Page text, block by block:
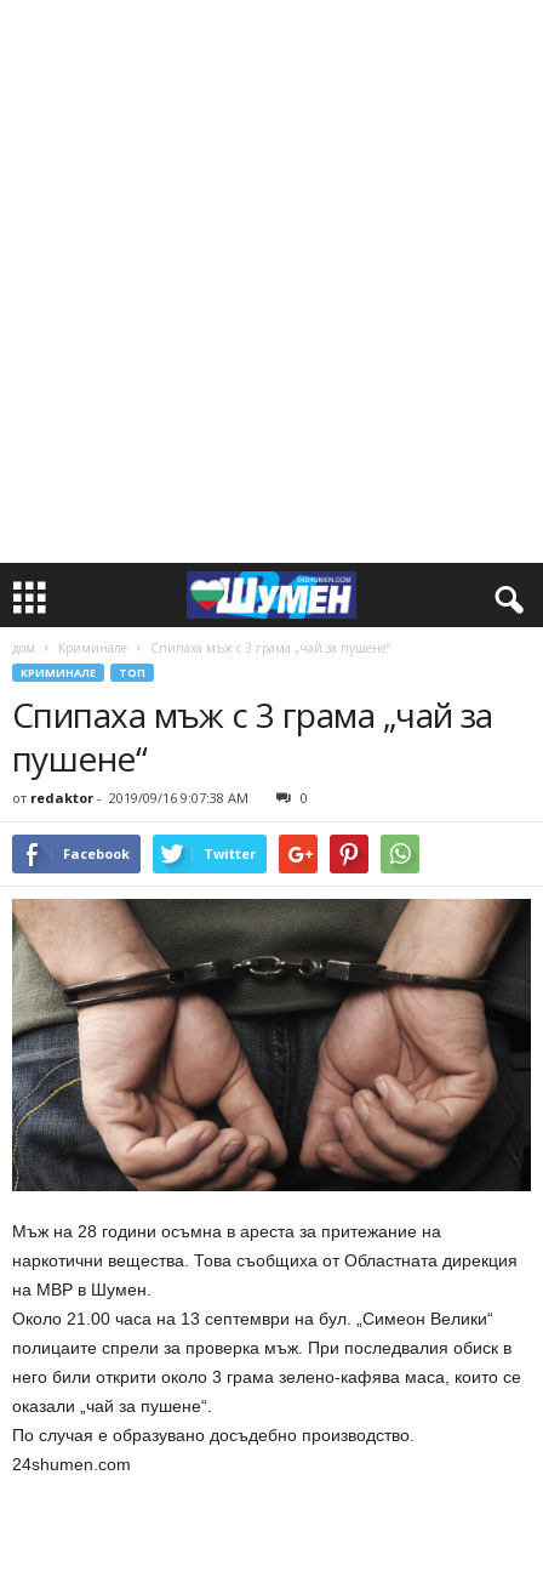
дом Криминале Спипаха мъж с 3 грама „чай за пушене“
КРИМИНАЛЕ ТОП
Спипаха мъж с 3 грама „чай за
пушене“
от redaktor - 2019/09/16 9:07:38 AM 0
Facebook Twitter
Мъж на 28 години осъмна в ареста за притежание на
наркотични вещества. Това съобщиха от Областната дирекция
на МВР в Шумен.
Около 21.00 часа на 13 септември на бул. „Симеон Велики“
полицаите спрели за проверка мъж. При последвалия обиск в
него били открити около 3 грама зелено-кафява маса, които се
оказали „чай за пушене“.
По случая е образувано досъдебно производство.
24shumen.com